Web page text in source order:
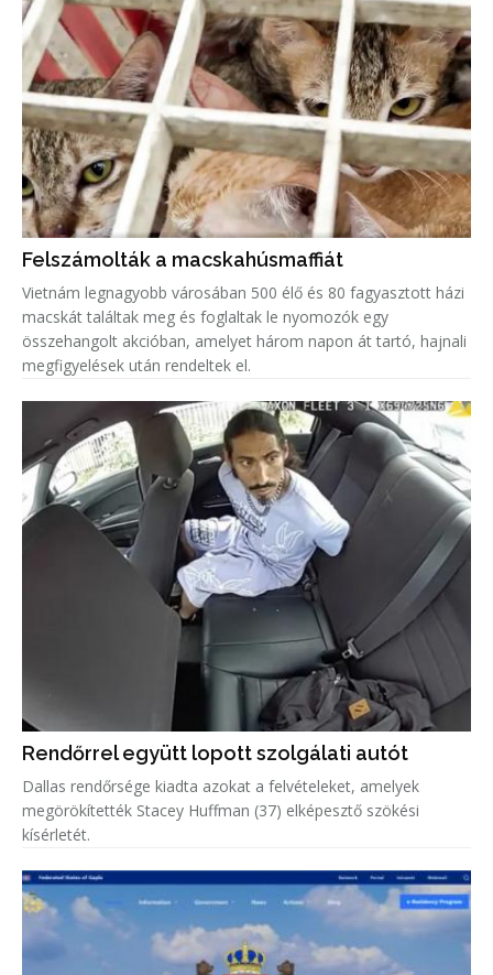
Felszámolták a macskahúsmaffiát
Vietnám legnagyobb városában 500 élő és 80 fagyasztott házi
macskát találtak meg és foglaltak le nyomozók egy
összehangolt akcióban, amelyet három napon át tartó, hajnali
megfigyelések után rendeltek el.
Rendőrrel együtt lopott szolgálati autót
Dallas rendőrsége kiadta azokat a felvételeket, amelyek
megörökítették Stacey Huffman (37) elképesztő szökési
kísérletét.